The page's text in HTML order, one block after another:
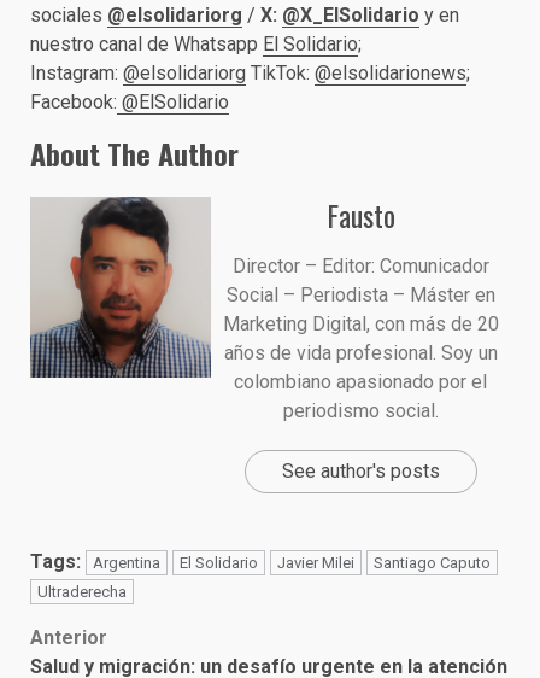
sociales @elsolidariorg / X: @X_ElSolidario y en
nuestro canal de Whatsapp El Solidario;
Instagram: @elsolidariorg TikTok: @elsolidarionews;
Facebook: @ElSolidario
About The Author
Fausto
Director – Editor: Comunicador
Social – Periodista – Máster en
Marketing Digital, con más de 20
años de vida profesional. Soy un
colombiano apasionado por el
periodismo social.
See author's posts
Tags: Argentina El Solidario Javier Milei
Santiago Caputo
Ultraderecha
Post
Anterior
Salud y migración: un desafío urgente en la atención